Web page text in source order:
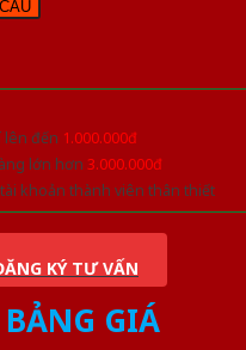
lên đến 1.000.000đ
lớn hơn 3.000.000đ
khoản thành viên thân thiết
KÝ TƯ VẤN
GIÁ